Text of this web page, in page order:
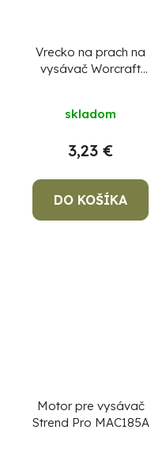
Vrecko na prach na
vysávač Worcraft
skladom
3,23 €
DO KOŠÍKA
Motor pre vysávač
Strend Pro MAC185A